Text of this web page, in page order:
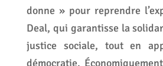
donne » pour reprendre
Deal, qui garantisse la
justice sociale, tout en
démocratie.